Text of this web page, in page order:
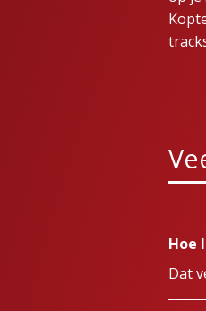
Hoe
Dat